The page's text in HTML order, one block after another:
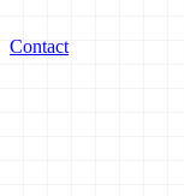
Contact